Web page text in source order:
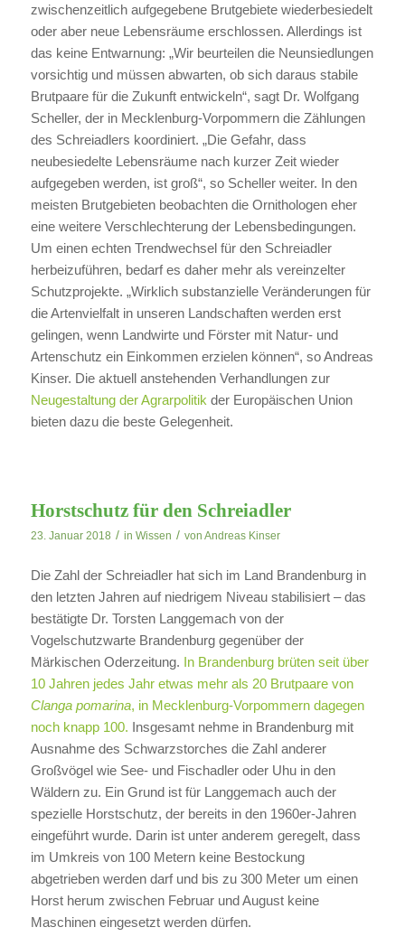
zwischenzeitlich aufgegebene Brutgebiete wiederbesiedelt
oder aber neue Lebensräume erschlossen. Allerdings ist
das keine Entwarnung: „Wir beurteilen die Neunsiedlungen
vorsichtig und müssen abwarten, ob sich daraus stabile
Brutpaare für die Zukunft entwickeln“, sagt Dr. Wolfgang
Scheller, der in Mecklenburg-Vorpommern die Zählungen
des Schreiadlers koordiniert. „Die Gefahr, dass
neubesiedelte Lebensräume nach kurzer Zeit wieder
aufgegeben werden, ist groß“, so Scheller weiter. In den
meisten Brutgebieten beobachten die Ornithologen eher
eine weitere Verschlechterung der Lebensbedingungen.
Um einen echten Trendwechsel für den Schreiadler
herbeizuführen, bedarf es daher mehr als vereinzelter
Schutzprojekte. „Wirklich substanzielle Veränderungen für
die Artenvielfalt in unseren Landschaften werden erst
gelingen, wenn Landwirte und Förster mit Natur- und
Artenschutz ein Einkommen erzielen können“, so Andreas
Kinser. Die aktuell anstehenden Verhandlungen zur
Neugestaltung der Agrarpolitik der Europäischen Union
bieten dazu die beste Gelegenheit.
Horstschutz für den Schreiadler
23. Januar 2018 / in Wissen / von Andreas Kinser
Die Zahl der Schreiadler hat sich im Land Brandenburg in
den letzten Jahren auf niedrigem Niveau stabilisiert – das
bestätigte Dr. Torsten Langgemach von der
Vogelschutzwarte Brandenburg gegenüber der
Märkischen Oderzeitung. In Brandenburg brüten seit über
10 Jahren jedes Jahr etwas mehr als 20 Brutpaare von
Clanga pomarina, in Mecklenburg-Vorpommern dagegen
noch knapp 100. Insgesamt nehme in Brandenburg mit
Ausnahme des Schwarzstorches die Zahl anderer
Großvögel wie See- und Fischadler oder Uhu in den
Wäldern zu. Ein Grund ist für Langgemach auch der
spezielle Horstschutz, der bereits in den 1960er-Jahren
eingeführt wurde. Darin ist unter anderem geregelt, dass
im Umkreis von 100 Metern keine Bestockung
abgetrieben werden darf und bis zu 300 Meter um einen
Horst herum zwischen Februar und August keine
Maschinen eingesetzt werden dürfen.